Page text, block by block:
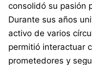
consolidó su pasión
Durante sus años
activo de varios
permitió interactuar
prometedores y